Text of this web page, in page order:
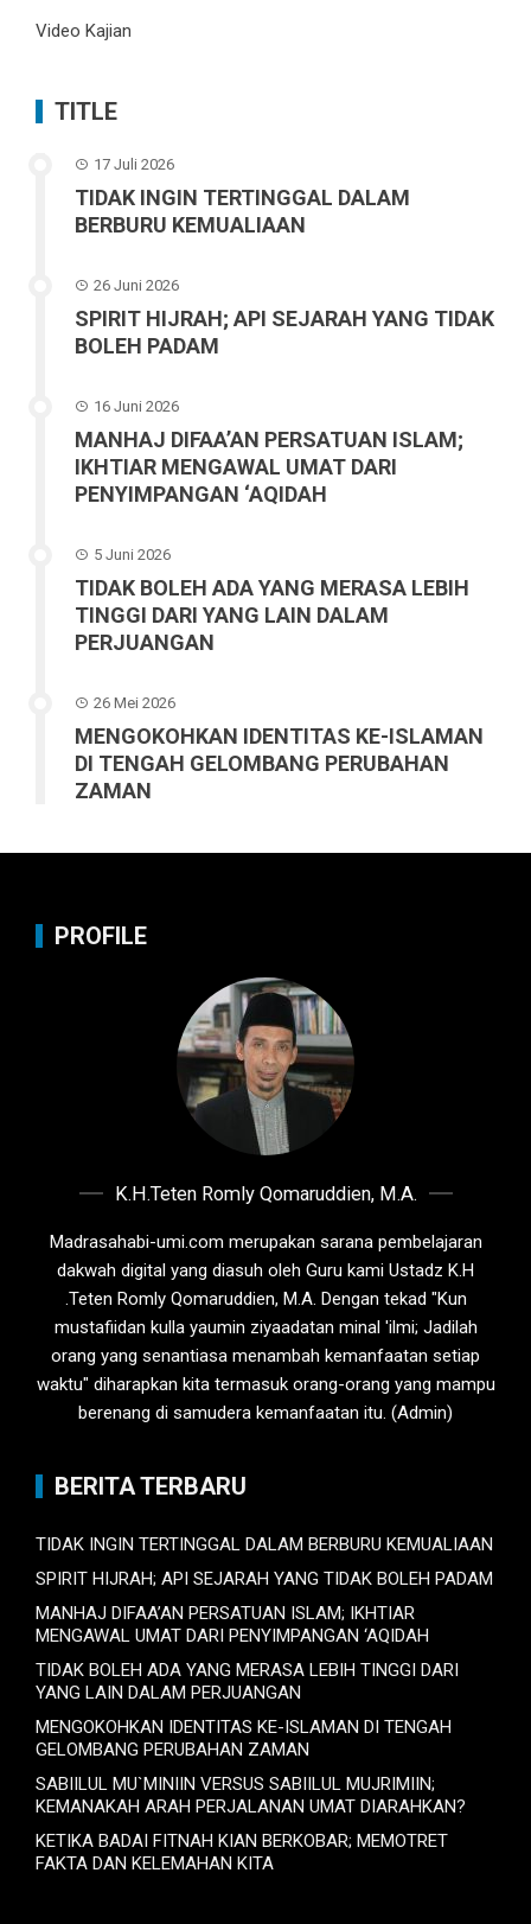
Video Kajian
TITLE
17 Juli 2026
TIDAK INGIN TERTINGGAL DALAM
BERBURU KEMUALIAAN
26 Juni 2026
SPIRIT HIJRAH; API SEJARAH YANG TIDAK
BOLEH PADAM
16 Juni 2026
MANHAJ DIFAA’AN PERSATUAN ISLAM;
IKHTIAR MENGAWAL UMAT DARI
PENYIMPANGAN ‘AQIDAH
5 Juni 2026
TIDAK BOLEH ADA YANG MERASA LEBIH
TINGGI DARI YANG LAIN DALAM
PERJUANGAN
26 Mei 2026
MENGOKOHKAN IDENTITAS KE-ISLAMAN
DI TENGAH GELOMBANG PERUBAHAN
ZAMAN
PROFILE
K.H.Teten Romly Qomaruddien, M.A.
Madrasahabi-umi.com merupakan sarana pembelajaran
dakwah digital yang diasuh oleh Guru kami Ustadz K.H
.Teten Romly Qomaruddien, M.A. Dengan tekad "Kun
mustafiidan kulla yaumin ziyaadatan minal 'ilmi; Jadilah
orang yang senantiasa menambah kemanfaatan setiap
waktu" diharapkan kita termasuk orang-orang yang mampu
berenang di samudera kemanfaatan itu. (Admin)
BERITA TERBARU
TIDAK INGIN TERTINGGAL DALAM BERBURU KEMUALIAAN
SPIRIT HIJRAH; API SEJARAH YANG TIDAK BOLEH PADAM
MANHAJ DIFAA’AN PERSATUAN ISLAM; IKHTIAR
MENGAWAL UMAT DARI PENYIMPANGAN ‘AQIDAH
TIDAK BOLEH ADA YANG MERASA LEBIH TINGGI DARI
YANG LAIN DALAM PERJUANGAN
MENGOKOHKAN IDENTITAS KE-ISLAMAN DI TENGAH
GELOMBANG PERUBAHAN ZAMAN
SABIILUL MU`MINIIN VERSUS SABIILUL MUJRIMIIN;
KEMANAKAH ARAH PERJALANAN UMAT DIARAHKAN?
KETIKA BADAI FITNAH KIAN BERKOBAR; MEMOTRET
FAKTA DAN KELEMAHAN KITA